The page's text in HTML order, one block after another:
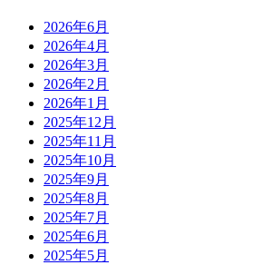
2026年6月
2026年4月
2026年3月
2026年2月
2026年1月
2025年12月
2025年11月
2025年10月
2025年9月
2025年8月
2025年7月
2025年6月
2025年5月